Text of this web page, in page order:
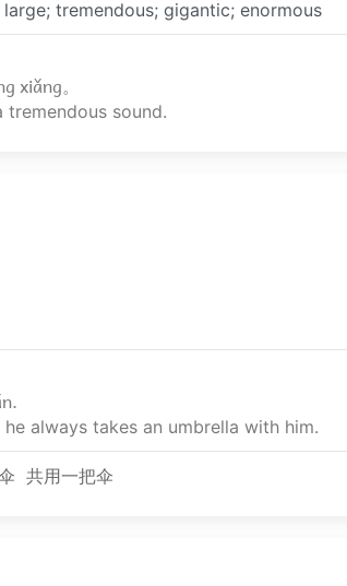
tremendous; gigantic; enormous
xiǎng。
sound.
always takes an umbrella with him.
共用一把伞